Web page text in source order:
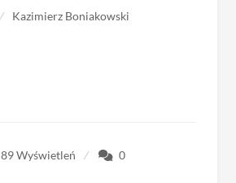
Kazimierz Boniakowski
89Wyświetleń 0